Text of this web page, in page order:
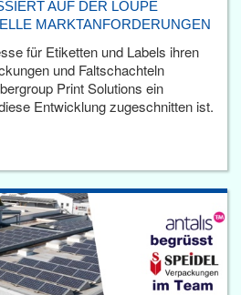
AUF DER LOUPE
MARKTANFORDERUNGEN
für Etiketten und Labels ihren
und Faltschachteln
Print Solutions ein
Entwicklung zugeschnitten ist.